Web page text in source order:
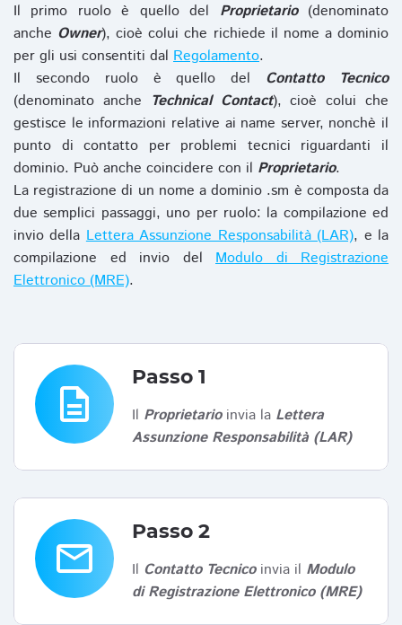
Il primo ruolo è quello del Proprietario(denominato
anche Owner), cioè colui che richiede il nome a dominio
per gli usi consentiti dal Regolamento.
Il secondo ruolo è quello del Contatto Tecnico
(denominato anche Technical Contact), cioè colui che
gestisce le informazioni relative ai name server, nonchè il
punto di contatto per problemi tecnici riguardanti il
dominio. Può anche coincidere con il Proprietario.
La registrazione di un nome a dominio .sm è composta da
due semplici passaggi, uno per ruolo: la compilazione ed
invio dellaLettera Assunzione Responsabilità (LAR), e la
compilazione ed invio del Modulo di Registrazione
Elettronico (MRE).
description
Passo 1
Il Proprietarioinvia la Lettera
Assunzione Responsabilità (LAR)
email
Passo 2
Il Contatto Tecnicoinvia il Modulo
di Registrazione Elettronico (MRE)